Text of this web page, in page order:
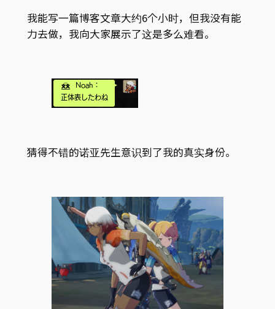
我能写一篇博客文章大约6个小时，但我没有能
力去做，我向大家展示了这是多么难看。
猜得不错的诺亚先生意识到了我的真实身份。